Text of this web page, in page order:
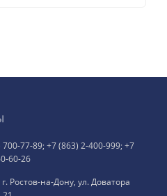
700-77-89; +7 (863) 2-400-999; +7
60-26
Ростов-на-Дону, ул. Доватора